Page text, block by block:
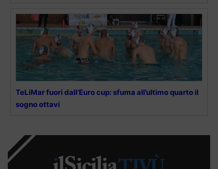
TeLiMar fuori dall’Euro cup: sfuma all’ultimo quarto il
sogno ottavi